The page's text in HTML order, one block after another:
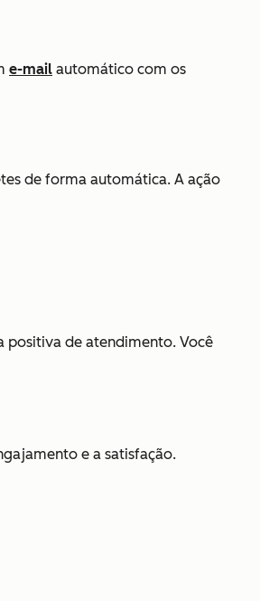
e-mail automático com os
de forma automática. A ação
positiva de atendimento. Você
e a satisfação.